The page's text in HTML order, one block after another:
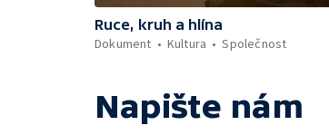
Ruce, kruh a hlína
Dokument
Kultura Společnost
Napište nám